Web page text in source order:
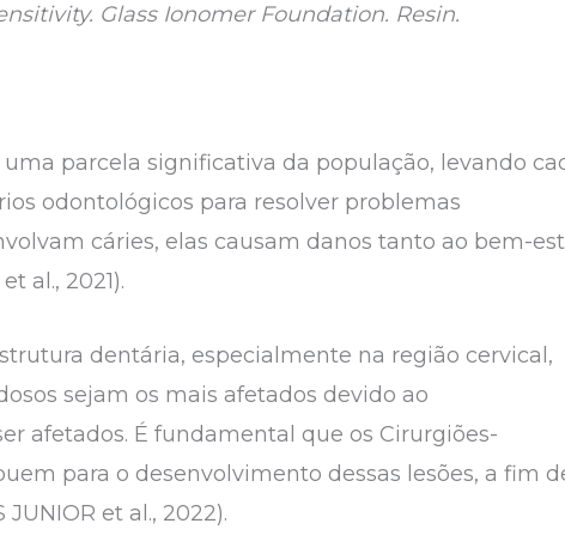
Glass Ionomer Foundation. Resin.
parcela significativa da população, levando
odontológicos para resolver problemas
cáries, elas causam danos tanto ao bem-
al., 2021).
dentária, especialmente na região cervical,
sejam os mais afetados devido ao
afetados. É fundamental que os Cirurgiões-
para o desenvolvimento dessas lesões, a fim
et al., 2022).